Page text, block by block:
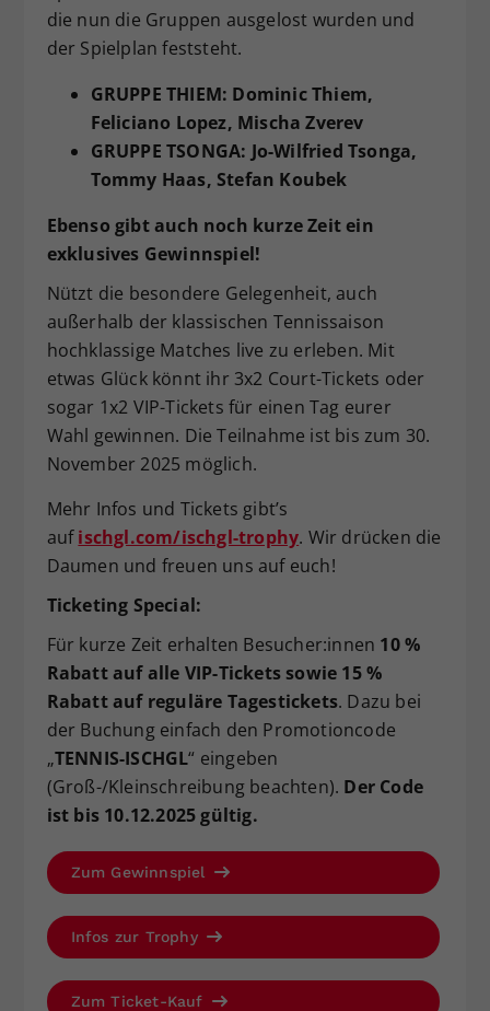
die nun die Gruppen ausgelost wurden und
der Spielplan feststeht.
GRUPPE THIEM: Dominic Thiem,
Feliciano Lopez, Mischa Zverev
GRUPPE TSONGA: Jo-Wilfried Tsonga,
Tommy Haas, Stefan Koubek
Ebenso gibt auch noch kurze Zeit ein
exklusives Gewinnspiel!
Nützt die besondere Gelegenheit, auch
außerhalb der klassischen Tennissaison
hochklassige Matches live zu erleben. Mit
etwas Glück könnt ihr 3x2 Court-Tickets oder
sogar 1x2 VIP-Tickets für einen Tag eurer
Wahl gewinnen. Die Teilnahme ist bis zum 30.
November 2025 möglich.
Mehr Infos und Tickets gibt’s
aufischgl.com/ischgl-trophy. Wir drücken die
Daumen und freuen uns auf euch!
Ticketing Special:
Für kurze Zeit erhalten Besucher:innen 10 %
Rabatt auf alle VIP-Tickets sowie 15 %
Rabatt auf reguläre Tagestickets. Dazu bei
der Buchung einfach den Promotioncode
„TENNIS-ISCHGL“ eingeben
(Groß-/Kleinschreibung beachten). Der Code
ist bis 10.12.2025 gültig.
Zum Gewinnspiel
Infos zur Trophy
Zum Ticket-Kauf